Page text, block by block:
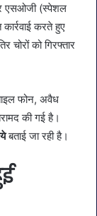
एसओजी (स्पेशल
करते हुए
चोरों को गिरफ्तार
फोन, अवैध
की गई है।
बताई जा रही है।